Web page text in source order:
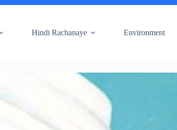
Hindi Rachanaye Environment